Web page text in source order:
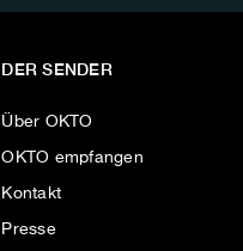
DER SENDER
Über OKTO
OKTO empfangen
Kontakt
Presse